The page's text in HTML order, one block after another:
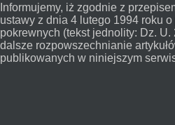
Informujemy, iż zgodnie z
ustawy z dnia 4 lutego 1994 roku
pokrewnych (tekst jednolity: Dz. U.
dalsze rozpowszechnianie
publikowanych w niniejszym